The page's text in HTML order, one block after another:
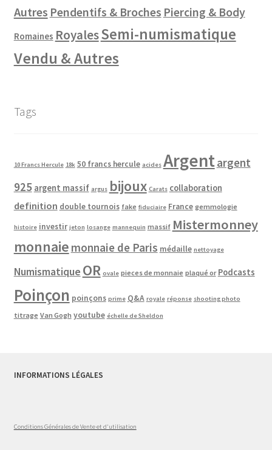
Autres Pendentifs & Broches Piercing & Body
Romaines RoyalesSemi-numismatique
Vendu & Autres
Tags
10 Francs Hercule 18k 50 francs hercule acides Argentargent
925 argent massif argus bijoux Carats collaboration
definition double tournois fake fiduciaire France gemmologie
histoire investir jeton losange mannequin massif Mistermonney
monnaie monnaie de Paris médaille nettoyage
Numismatique OR ovale pieces de monnaie plaqué or Podcasts
Poinçon poinçons prime Q&A royale réponse shooting photo
titrage Van Gogh youtube échelle de Sheldon
INFORMATIONS LÉGALES
Conditions Générales de Vente et d'utilisation